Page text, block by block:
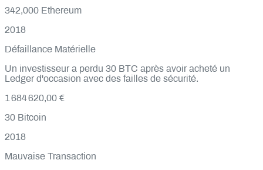
342,000 Ethereum
2018
Défaillance Matérielle
Un investisseur a perdu 30 BTC après avoir acheté un
Ledger d'occasion avec des failles de sécurité.
1 684 620,00 €
30 Bitcoin
2018
Mauvaise Transaction